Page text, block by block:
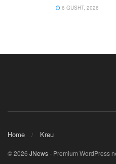
6 GUSHT, 2026
Home Kreu
© 2026 JNews- Premium WordPress